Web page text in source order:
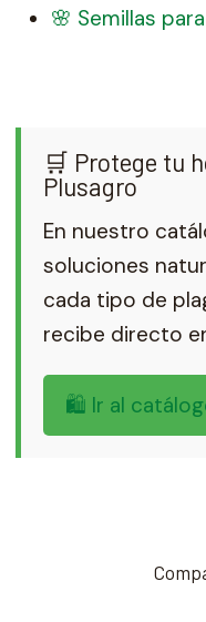
🌸 Semillas
🛒 Protege tu
Plusagro
En nuestro
soluciones
cada tipo de
recibe directo
🛍️ Ir al